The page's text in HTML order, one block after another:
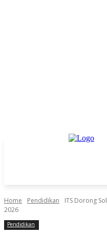
Home Pendidikan
ITS Dorong
2026
Pendidikan